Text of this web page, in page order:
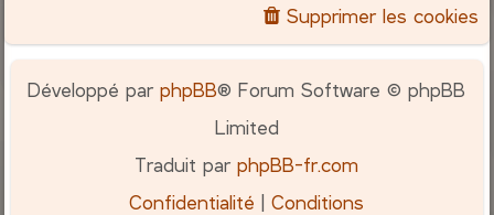
Supprimer les cookies
Développé parphpBB® Forum Software © phpBB
Limited
Traduit parphpBB-fr.com
Confidentialité |Conditions